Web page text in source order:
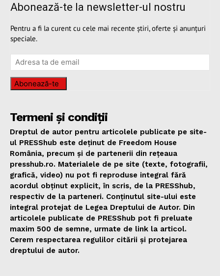
Abonează-te la newsletter-ul nostru
Pentru a fi la curent cu cele mai recente știri, oferte și anunțuri
speciale.
Abonează-te
Termeni și condiții
Dreptul de autor pentru articolele publicate pe site-
ul PRESShub este deținut de Freedom House
România, precum și de partenerii din rețeaua
presshub.ro. Materialele de pe site (texte, fotografii,
grafică, video) nu pot fi reproduse integral fără
acordul obținut explicit, în scris, de la PRESShub,
respectiv de la parteneri. Conținutul site-ului este
integral protejat de Legea Dreptului de Autor. Din
articolele publicate de PRESShub pot fi preluate
maxim 500 de semne, urmate de link la articol.
Cerem respectarea regulilor citării și protejarea
dreptului de autor.